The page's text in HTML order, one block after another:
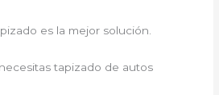
es la mejor solución.
tapizado de autos